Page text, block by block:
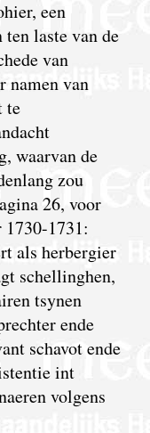
een
laste van de
van
namen van
te
waarvan de
zou
26, voor
1730-1731:
als herbergier
schellinghen,
tsynen
ende
schavot ende
int
volgens